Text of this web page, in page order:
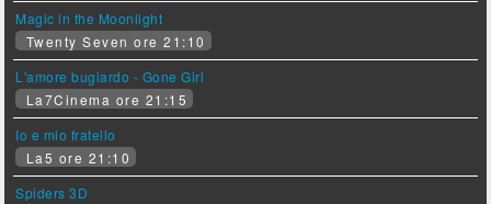
Magic in the Moonlight
Twenty Seven ore 21:10
L'amore bugiardo - Gone Girl
La7Cinema ore 21:15
Io e mio fratello
La5 ore 21:10
Spiders 3D